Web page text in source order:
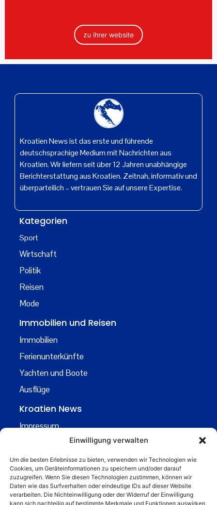
Einwilligung verwalten
Um die besten Erlebnisse zu bieten, verwenden wir Technologien wie
Cookies, um Geräteinformationen zu speichern und/oder darauf
zuzugreifen. Wenn Sie diesen Technologien zustimmen, können wir
Daten wie das Surfverhalten oder eindeutige IDs auf dieser Website
verarbeiten. Die Nichteinwilligung oder der Widerruf der Einwilligung
kann sich nachteilig auf bestimmte Merkmale und Funktionen auswirken.
zu ihrer website
Kroatien News ist das erste und führende
deutschsprachige Medium mit Nachrichten aus
Kroatien. Wir liefern seit über 12 Jahren unabhängige
Berichterstattung aus Kroatien. Zeitnah, informativ und
überparteilich – vertrauen Sie auf unsere Expertise.
Kategorien
Sport
Wirtschaft
Politik
Reisen
Mode
Immobilien und Reisen
Immobilien
Ferienunterkünfte
Yachten und Boote
Ausflüge
Kroatien News
Impressum
Kontakt
Über uns
Business